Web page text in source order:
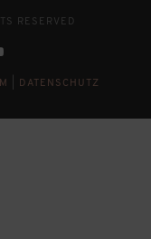
RESERVED
DATENSCHUTZ